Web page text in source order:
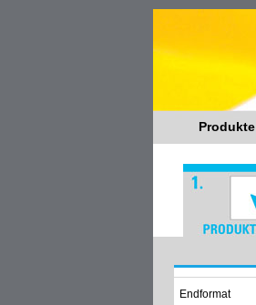
Produkte
Endformat